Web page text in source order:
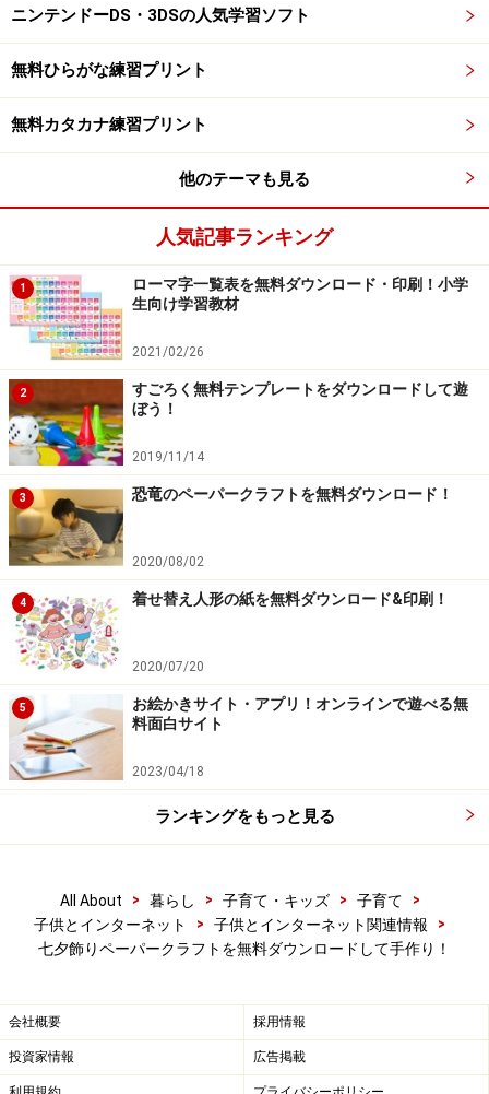
小さなお子さんが制作に参加する場合は、笹の葉はハサ
ミ・カッターで手を切らないよう注意してください。
カラフルな短冊を無料ダウンロード キッズ
短冊・七夕飾り・吹き流しを無料ダウンロード「キッズ
@nifty」
ポータルサイト「
七夕の短冊をダウンロードすることができます。 スイカ
やカブトムシがデザインされたもの、キャラクターが描
かれたものなど、お好みで選ぶことができるので、 同じ
シリーズのものを何枚も印刷して統一してみるのも良い
でしょう。
短冊のほかにも、吹流しや小さな飾りのペーパークラフ
トもダウンロードすることができるので七夕飾りすべて
をペーパークラフトで済ませることも出来ちゃいます
ね。
七夕飾りの台紙に短冊や飾りを貼り付けて
楽しめる ちびむすドリル
壁面飾りの台紙や短冊を無料ダウンロード「ちびむすドリ
「ちびむすドリル 」の 7月・七夕飾り からは、短冊や七
夕の壁面飾りの台紙を無料ダウンロードすることができ
リジナルの七夕を演出できるので、笹が手に入らないご
家庭にもおすすめです。
ニンテンドーDS・3DSの人気学習ソフト
無料ひらがな練習プリント
無料カタカナ練習プリント
他のテーマも見る
人気記事ランキング
1
ローマ字一覧表を無料ダウンロード・印刷！小学
生向け学習教材
2021/02/26
2
すごろく無料テンプレートをダウンロードして遊
ぼう！
2019/11/14
3 恐竜のペーパークラフトを無料ダウンロード！
2020/08/02
4 着せ替え人形の紙を無料ダウンロード&印刷！
2020/07/20
5
お絵かきサイト・アプリ！オンラインで遊べる無
料面白サイト
2023/04/18
ランキングをもっと見る
All About > 暮らし > 子育て・キッズ > 子育て
>
子供とインターネット
> 子供とインターネット関連情報
>
七夕飾りペーパークラフトを無料ダウンロードして手作り！
会社概要 採用情報
投資家情報 広告掲載